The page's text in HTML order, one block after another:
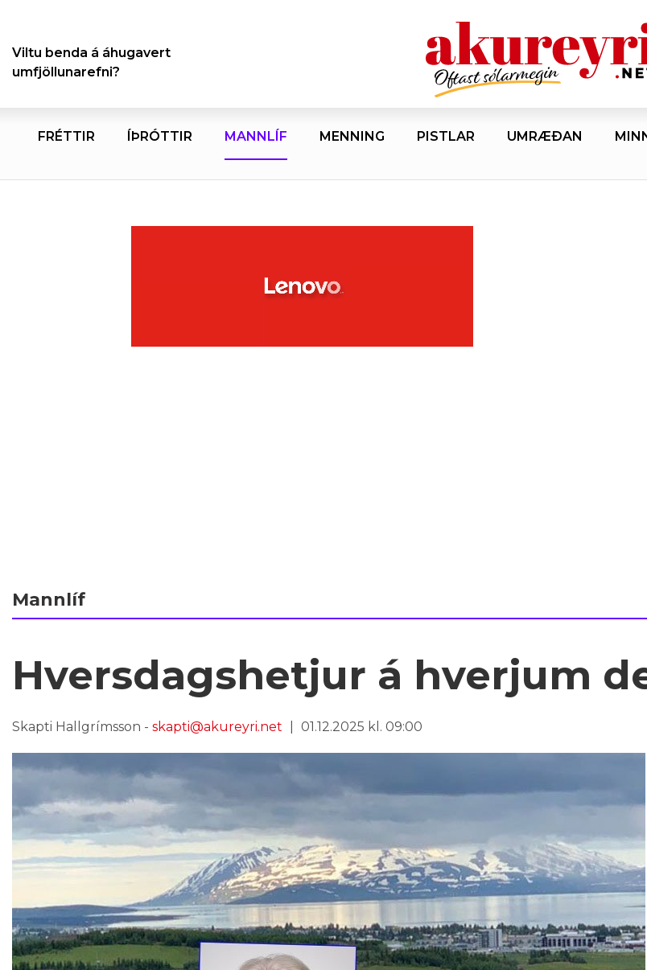
Viltu benda á áhugavert
umfjöllunarefni?
FRÉTTIR ÍÞRÓTTIR MANNLÍF MENNING PISTLAR UMRÆÐAN
Mannlíf
Hversdagshetjur á hverjum
Skapti Hallgrímsson - skapti@akureyri.net 01.12.2025 kl. 09:00